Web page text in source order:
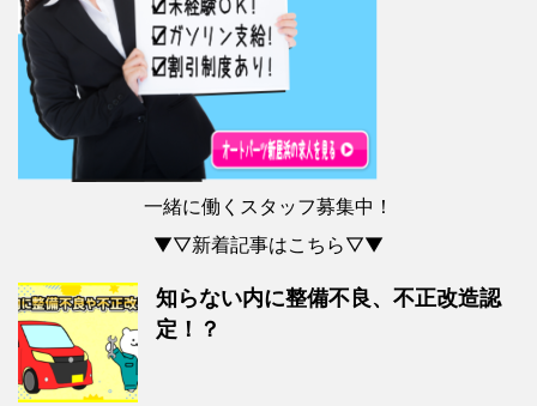
一緒に働くスタッフ募集中！
▼▽新着記事はこちら▽▼
知らない内に整備不良、不正改造認
定！？